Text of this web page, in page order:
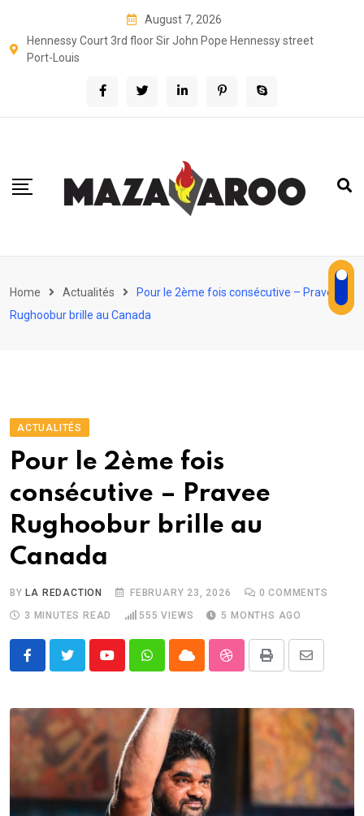
content
August 7, 2026
Hennessy Court 3rd floor Sir John Pope Hennessy street
Port-Louis
Home Actualités
Pour le 2ème fois consécutive – Pravee
Rughoobur brille au Canada
ACTUALITÉS
Pour le 2ème fois
consécutive – Pravee
Rughoobur brille au
Canada
BYLA REDACTION FEBRUARY 23, 2026 0 COMMENTS
3 MINUTES READ
555 VIEWS 5 MONTHS AGO
YoutubeWhatsappCloud StumbleUpon
Print
Share
Email